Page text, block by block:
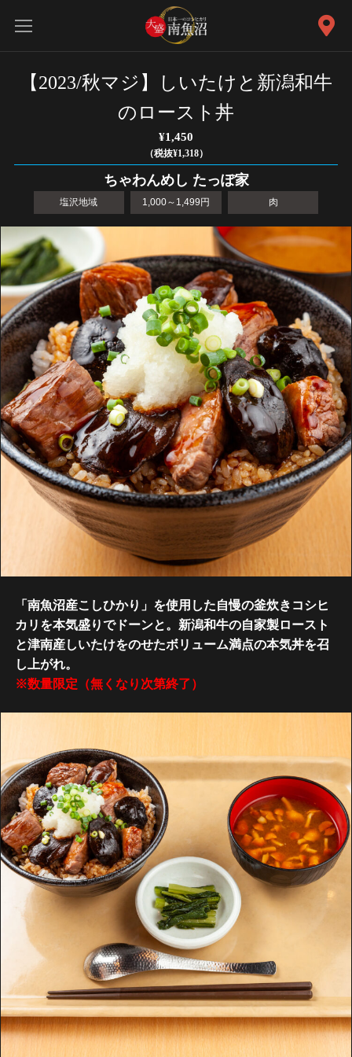
【2023/秋マジ】しいたけと新潟和牛
のロースト丼
¥1,450
（税抜¥1,318）
ちゃわんめし たっぽ家
塩沢地域 1,000～1,499円 肉
「南魚沼産こしひかり」を使用した自慢の釜炊きコシヒ
カリを本気盛りでドーンと。新潟和牛の自家製ロースト
と津南産しいたけをのせたボリューム満点の本気丼を召
し上がれ。
※数量限定（無くなり次第終了）